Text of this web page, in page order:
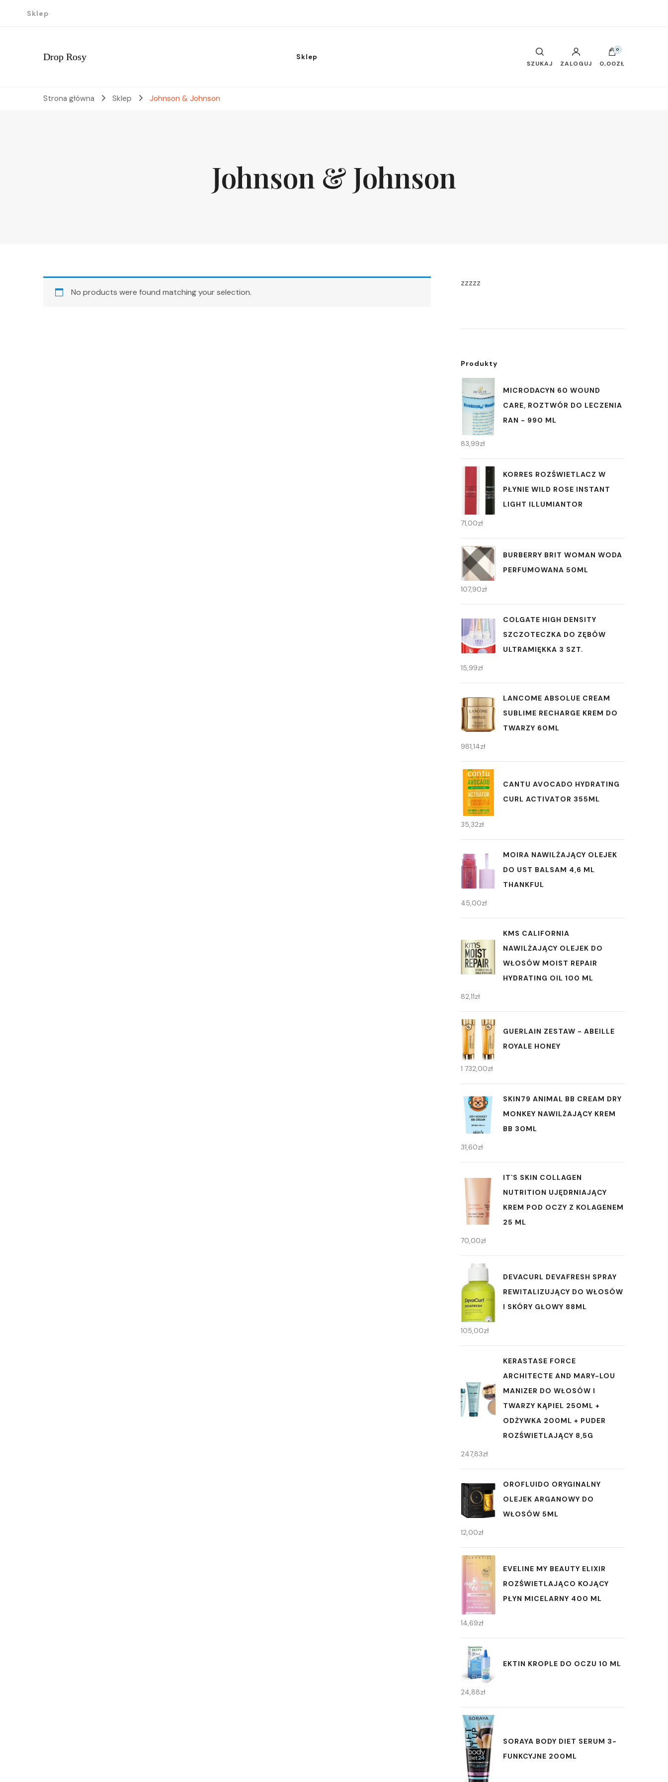
Sklep
Drop Rosy Sklep
SZUKAJ ZALOGUJ
0
0,00ZŁ
Strona główna Sklep Johnson & Johnson
Johnson & Johnson
No products were found matching your selection.
zzzzz
Produkty
MICRODACYN 60 WOUND
CARE, ROZTWÓR DO LECZENIA
RAN - 990 ML
83,99zł
KORRES ROZŚWIETLACZ W
PŁYNIE WILD ROSE INSTANT
LIGHT ILLUMIANTOR
71,00zł
BURBERRY BRIT WOMAN WODA
PERFUMOWANA 50ML
107,90zł
COLGATE HIGH DENSITY
SZCZOTECZKA DO ZĘBÓW
ULTRAMIĘKKA 3 SZT.
15,99zł
LANCOME ABSOLUE CREAM
SUBLIME RECHARGE KREM DO
TWARZY 60ML
981,14zł
CANTU AVOCADO HYDRATING
CURL ACTIVATOR 355ML
35,32zł
MOIRA NAWILŻAJĄCY OLEJEK
DO UST BALSAM 4,6 ML
THANKFUL
45,00zł
KMS CALIFORNIA
NAWILŻAJĄCY OLEJEK DO
WŁOSÓW MOIST REPAIR
HYDRATING OIL 100 ML
82,11zł
GUERLAIN ZESTAW - ABEILLE
ROYALE HONEY
1 732,00zł
SKIN79 ANIMAL BB CREAM DRY
MONKEY NAWILŻAJĄCY KREM
BB 30ML
31,60zł
IT`S SKIN COLLAGEN
NUTRITION UJĘDRNIAJĄCY
KREM POD OCZY Z KOLAGENEM
25 ML
70,00zł
DEVACURL DEVAFRESH SPRAY
REWITALIZUJĄCY DO WŁOSÓW
I SKÓRY GŁOWY 88ML
105,00zł
KERASTASE FORCE
ARCHITECTE AND MARY-LOU
MANIZER DO WŁOSÓW I
TWARZY KĄPIEL 250ML +
ODŻYWKA 200ML + PUDER
ROZŚWIETLAJĄCY 8,5G
247,83zł
OROFLUIDO ORYGINALNY
OLEJEK ARGANOWY DO
WŁOSÓW 5ML
12,00zł
EVELINE MY BEAUTY ELIXIR
ROZŚWIETLAJĄCO KOJĄCY
PŁYN MICELARNY 400 ML
14,69zł
EKTIN KROPLE DO OCZU 10 ML
24,88zł
SORAYA BODY DIET SERUM 3-
FUNKCYJNE 200ML